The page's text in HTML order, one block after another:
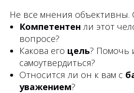
Не все мнения объективны.
Компетентен ли этот
вопросе?
Какова его цель? Помочь
самоутвердиться?
Относится ли он к вам с
уважением?